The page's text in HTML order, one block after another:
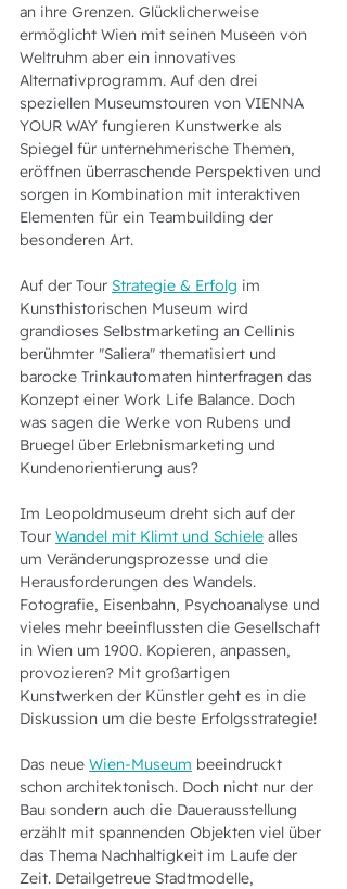
an ihre Grenzen. Glücklicherweise
ermöglicht Wien mit seinen Museen von
Weltruhm aber ein innovatives
Alternativprogramm. Auf den drei
speziellen Museumstouren von VIENNA
YOUR WAY fungieren Kunstwerke als
Spiegel für unternehmerische Themen,
eröffnen überraschende Perspektiven und
sorgen in Kombination mit interaktiven
Elementen für ein Teambuilding der
besonderen Art.
Auf der Tour Strategie & Erfolg im
Kunsthistorischen Museum wird
grandioses Selbstmarketing an Cellinis
berühmter "Saliera" thematisiert und
barocke Trinkautomaten hinterfragen das
Konzept einer Work Life Balance. Doch
was sagen die Werke von Rubens und
Bruegel über Erlebnismarketing und
Kundenorientierung aus?
Im Leopoldmuseum dreht sich auf der
Tour Wandel mit Klimt und Schiele alles
um Veränderungsprozesse und die
Herausforderungen des Wandels.
Fotografie, Eisenbahn, Psychoanalyse und
vieles mehr beeinflussten die Gesellschaft
in Wien um 1900. Kopieren, anpassen,
provozieren? Mit großartigen
Kunstwerken der Künstler geht es in die
Diskussion um die beste Erfolgsstrategie!
Das neue Wien-Museum beeindruckt
schon architektonisch. Doch nicht nur der
Bau sondern auch die Dauerausstellung
erzählt mit spannenden Objekten viel über
das Thema Nachhaltigkeit im Laufe der
Zeit. Detailgetreue Stadtmodelle,